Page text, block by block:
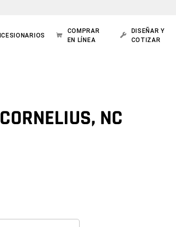
COMPRAR
EN LÍNEA
DISEÑAR Y
COTIZAR
NC